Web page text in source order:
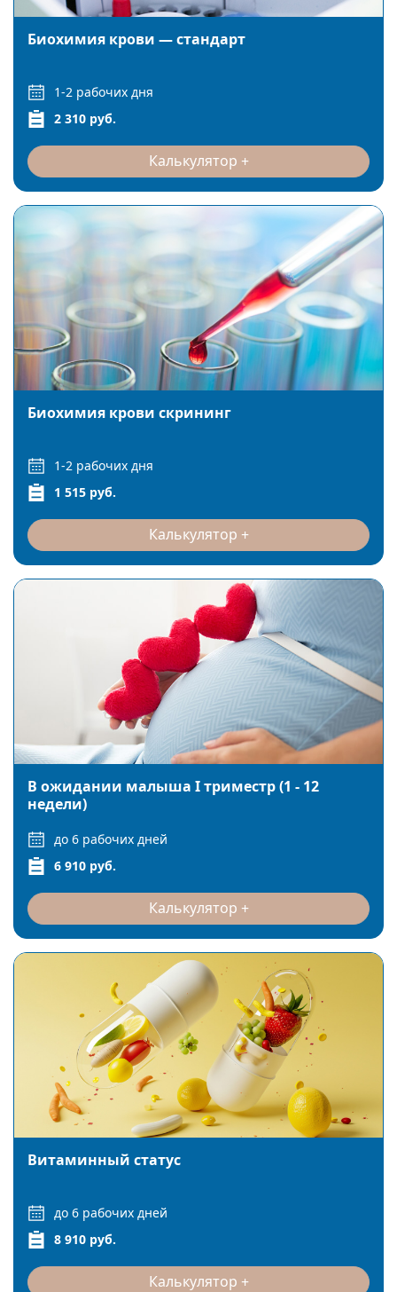
Биохимия крови — стандарт
1-2 рабочих дня
2 310 руб.
Калькулятор
Биохимия крови скрининг
1-2 рабочих дня
1 515 руб.
Калькулятор
В ожидании малыша I триместр (1 - 12
недели)
до 6 рабочих дней
6 910 руб.
Калькулятор
Витаминный статус
до 6 рабочих дней
8 910 руб.
Калькулятор